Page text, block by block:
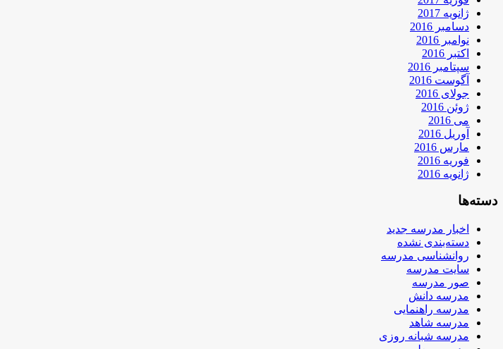
ژانویه 2017
دسامبر 2016
نوامبر 2016
اکتبر 2016
سپتامبر 2016
آگوست 2016
جولای 2016
ژوئن 2016
می 2016
آوریل 2016
مارس 2016
فوریه 2016
ژانویه 2016
دسته‌ها
اخبار مدرسه جدید
دسته‌بندی نشده
روانشناسی مدرسه
سایت مدرسه
صور مدرسه
مدرسه دانش
مدرسه راهنمایی
مدرسه شاهد
مدرسه شبانه روزی